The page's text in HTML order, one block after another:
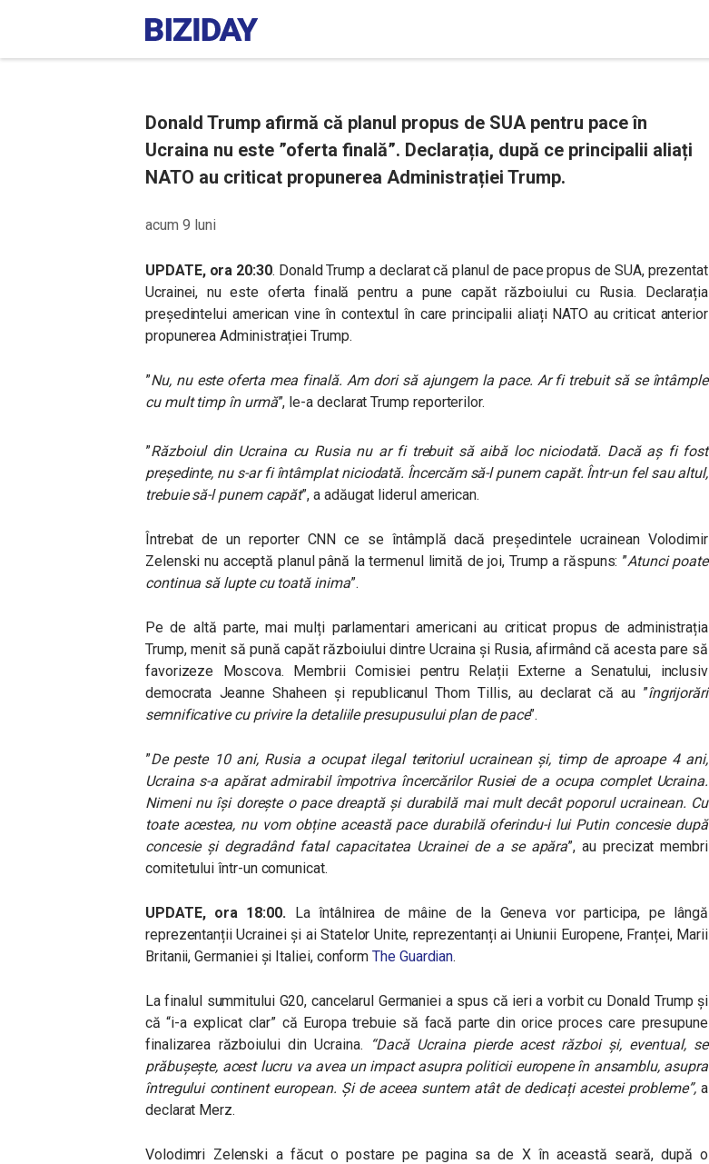
Donald Trump afirmă că planul propus de SUA pentru pace în
Ucraina nu este ”oferta finală”. Declarația, după ce principalii aliați
NATO au criticat propunerea Administrației Trump.
acum 9 luni
UPDATE, ora 20:30. Donald Trump a declarat că planul de pace propus de SUA, prezentat
Ucrainei, nu este oferta finală pentru a pune capăt războiului cu Rusia. Declarația
președintelui american vine în contextul în care principalii aliați NATO au criticat anterior
propunerea Administrației Trump.
”Nu, nu este oferta mea finală. Am dori să ajungem la pace. Ar fi trebuit să se întâmple
cu mult timp în urmă”, le-a declarat Trump reporterilor.
”Războiul din Ucraina cu Rusia nu ar fi trebuit să aibă loc niciodată. Dacă aș fi fost
președinte, nu s-ar fi întâmplat niciodată. Încercăm să-l punem capăt. Într-un fel sau altul,
trebuie să-l punem capăt”, a adăugat liderul american.
Întrebat de un reporter CNN ce se întâmplă dacă președintele ucrainean Volodimir
Zelenski nu acceptă planul până la termenul limită de joi, Trump a răspuns: ”Atunci poate
continua să lupte cu toată inima”.
Pe de altă parte, mai mulți parlamentari americani au criticat propus de administrația
Trump, menit să pună capăt războiului dintre Ucraina și Rusia, afirmând că acesta pare să
favorizeze Moscova. Membrii Comisiei pentru Relații Externe a Senatului, inclusiv
democrata Jeanne Shaheen și republicanul Thom Tillis, au declarat că au ”îngrijorări
semnificative cu privire la detaliile presupusului plan de pace”.
”De peste 10 ani, Rusia a ocupat ilegal teritoriul ucrainean și, timp de aproape 4 ani,
Ucraina s-a apărat admirabil împotriva încercărilor Rusiei de a ocupa complet Ucraina.
Nimeni nu își dorește o pace dreaptă și durabilă mai mult decât poporul ucrainean. Cu
toate acestea, nu vom obține această pace durabilă oferindu-i lui Putin concesie după
concesie și degradând fatal capacitatea Ucrainei de a se apăra”, au precizat membri
comitetului într-un comunicat.
UPDATE, ora 18:00. La întâlnirea de mâine de la Geneva vor participa, pe lângă
reprezentanții Ucrainei și ai Statelor Unite, reprezentanți ai Uniunii Europene, Franței, Marii
Britanii, Germaniei și Italiei, conformThe Guardian.
La finalul summitului G20, cancelarul Germaniei a spus că ieri a vorbit cu Donald Trump și
că “i-a explicat clar” că Europa trebuie să facă parte din orice proces care presupune
finalizarea războiului dinUcraina. “Dacă Ucraina pierde acest război și, eventual, se
prăbușește, acest lucru va avea un impact asupra politicii europene în ansamblu, asupra
întregului continent european. Și de aceea suntem atât de dedicați acestei probleme”,a
declarat Merz.
Volodimri Zelenski a făcut o postare pe pagina sa de X în această seară, după o